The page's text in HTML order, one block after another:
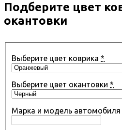
Подберите цвет
окантовки
Выберите цвет коврика *
Выберите цвет окантовки *
Марка и модель автомобиля